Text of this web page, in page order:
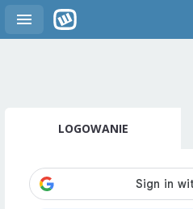
LOGOWANIE